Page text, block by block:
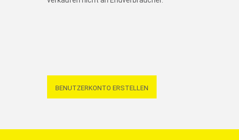
BENUTZERKONTO ERSTELLEN